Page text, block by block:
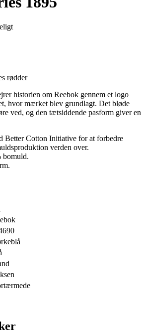
rødder
historien om Reebok gennem et logo
hvor mærket blev grundlagt. Det bløde
ved, og den tætsiddende pasform giver en
Better Cotton Initiative for at forbedre
verden over.
bomuld.